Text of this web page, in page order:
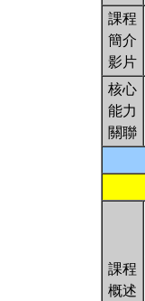
課程
簡介
影片
核心
能力
關聯
課程
概述